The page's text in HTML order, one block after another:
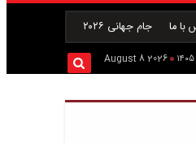
با ما جام جهانی ۲۰۲۶
2026 August 8